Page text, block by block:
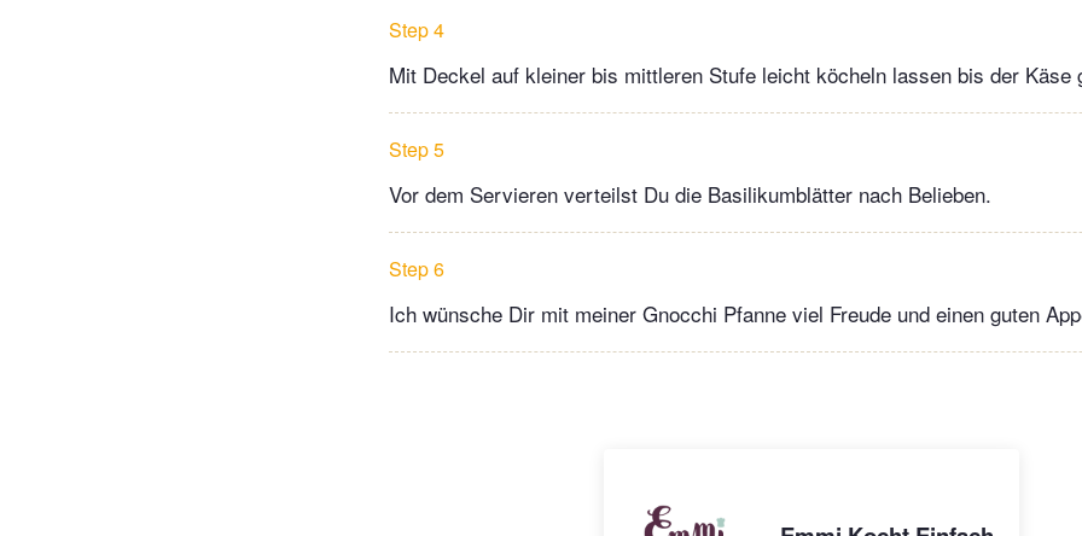
Step 4
Mit Deckel auf kleiner bis mittleren Stufe leicht köcheln lassen bis der Käse
Step 5
Vor dem Servieren verteilst Du die Basilikumblätter nach Belieben.
Step 6
Ich wünsche Dir mit meiner Gnocchi Pfanne viel Freude und einen guten